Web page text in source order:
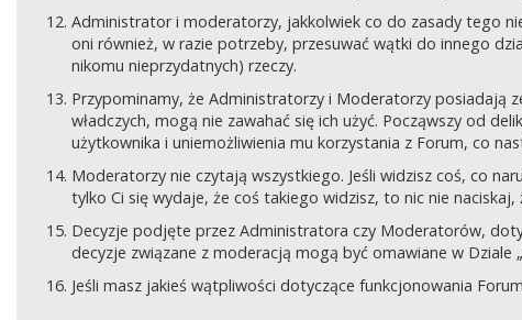
Administrator i moderatorzy, jakkolwiek co do zasady tego
oni również, w razie potrzeby, przesuwać wątki do innego
nikomu nieprzydatnych) rzeczy.
Przypominamy, że Administratorzy i Moderatorzy posiadają
władczych, mogą nie zawahać się ich użyć. Począwszy od
użytkownika i uniemożliwienia mu korzystania z Forum, co
Moderatorzy nie czytają wszystkiego. Jeśli widzisz coś, co
tylko Ci się wydaje, że coś takiego widzisz, to nic nie
Decyzje podjęte przez Administratora czy Moderatorów,
decyzje związane z moderacją mogą być omawiane w Dziale
Jeśli masz jakieś wątpliwości dotyczące funkcjonowania